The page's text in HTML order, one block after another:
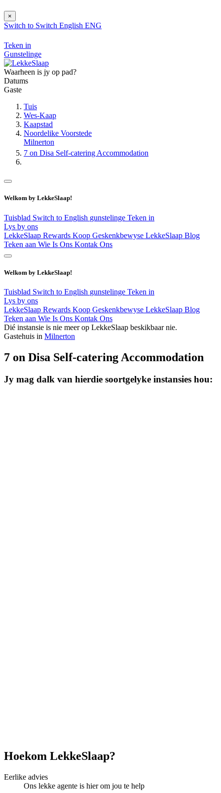
×
Switch to Switch English ENG
Teken in
Gunstelinge
Waarheen is jy op pad?
Datums
Gaste
Tuis
Wes-Kaap
Kaapstad
Noordelike Voorstede
Milnerton
7 on Disa Self-catering Accommodation
Welkom by LekkeSlaap!
Tuisblad Switch to English gunstelinge Teken in
Lys by ons
LekkeSlaap Rewards Koop Geskenkbewyse LekkeSlaap Blog
Teken aan Wie Is Ons Kontak Ons
Welkom by LekkeSlaap!
Tuisblad Switch to English gunstelinge Teken in
Lys by ons
LekkeSlaap Rewards Koop Geskenkbewyse LekkeSlaap Blog
Teken aan Wie Is Ons Kontak Ons
Dié instansie is nie meer op LekkeSlaap beskikbaar nie.
Gastehuis in Milnerton
7 on Disa Self-catering Accommodation
Jy mag dalk van hierdie soortgelyke instansies hou:
Hoekom LekkeSlaap?
Eerlike advies
Ons lekke agente is hier om jou te help